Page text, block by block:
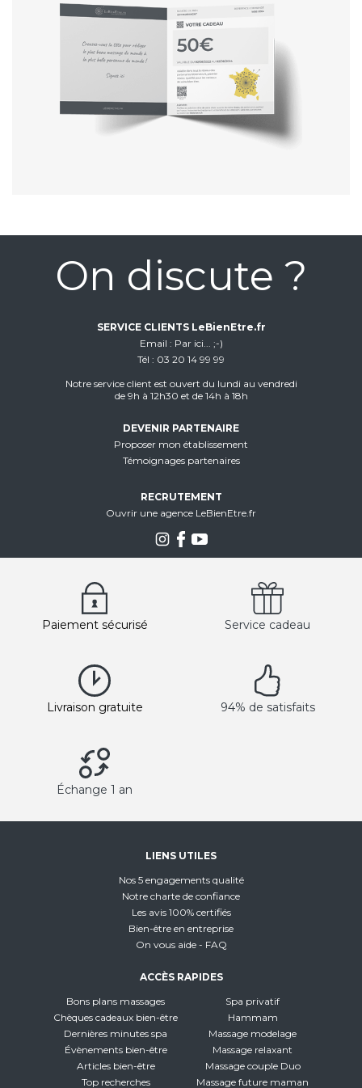
On discute ?
SERVICE CLIENTS LeBienEtre.fr
Email
Par ici... ;-)
Tél
03 20 14 99 99
Notre service client est ouvert du lundi au vendredi
de 9h à 12h30 et de 14h à 18h
DEVENIR PARTENAIRE
Proposer mon établissement
Témoignages partenaires
RECRUTEMENT
Ouvrir une agence LeBienEtre.fr
Paiement sécurisé Service cadeau
Livraison gratuite 94% de satisfaits
Échange 1 an
LIENS UTILES
Nos 5 engagements qualité
Notre charte de confiance
Les avis 100% certifiés
Bien-être en entreprise
On vous aide - FAQ
ACCÈS RAPIDES
Bons plans massages
Chèques cadeaux bien-être
Dernières minutes spa
Évènements bien-être
Articles bien-être
Top recherches
Spa privatif
Hammam
Massage modelage
Massage relaxant
Massage couple Duo
Massage future maman